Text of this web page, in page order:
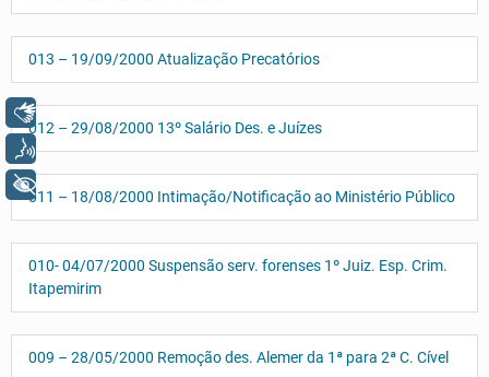
013 – 19/09/2000 Atualização Precatórios
012 – 29/08/2000 13º Salário Des. e Juízes
011 – 18/08/2000 Intimação/Notificação ao Ministério Público
010- 04/07/2000 Suspensão serv. forenses 1º Juiz. Esp. Crim.
Itapemirim
009 – 28/05/2000 Remoção des. Alemer da 1ª para 2ª C. Cível
Libras
Voz